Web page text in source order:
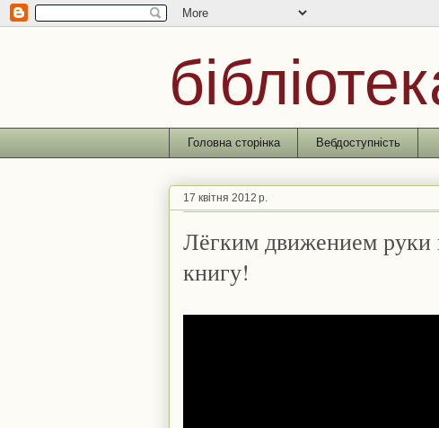
Головна сторінка Вебдоступність
17 квітня 2012 р.
Лёгким движением руки
книгу!